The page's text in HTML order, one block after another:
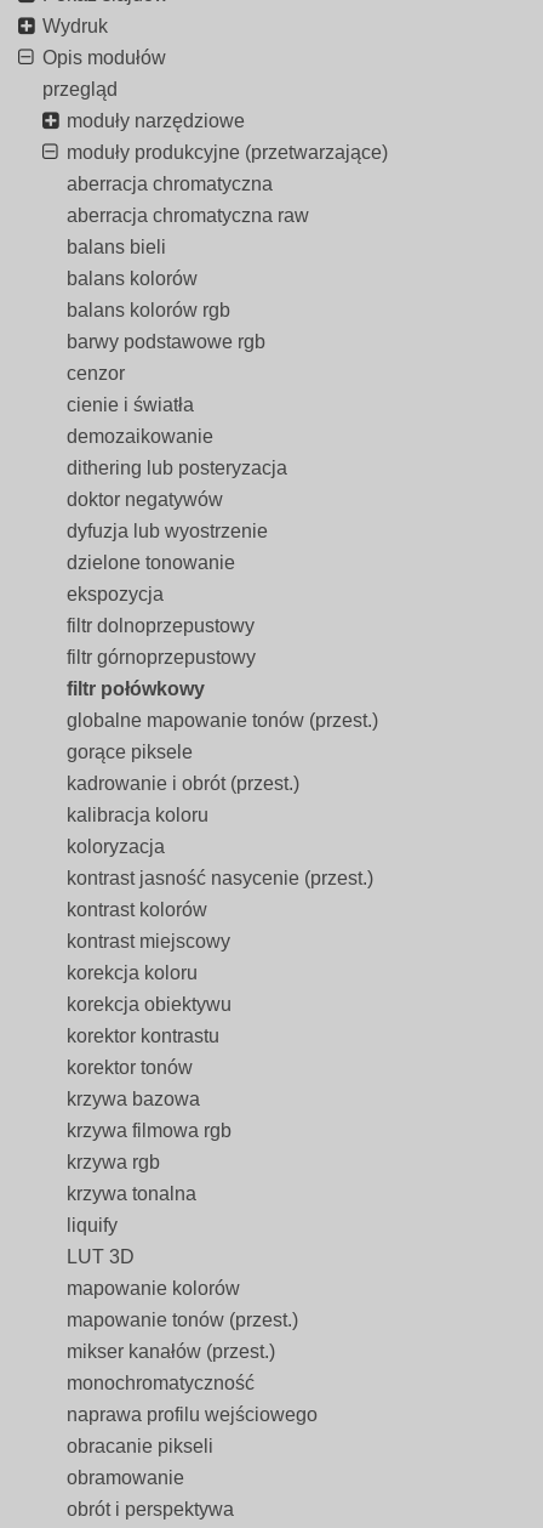
Wydruk
Opis modułów
przegląd
moduły narzędziowe
moduły produkcyjne (przetwarzające)
aberracja chromatyczna
aberracja chromatyczna raw
balans bieli
balans kolorów
balans kolorów rgb
barwy podstawowe rgb
cenzor
cienie i światła
demozaikowanie
dithering lub posteryzacja
doktor negatywów
dyfuzja lub wyostrzenie
dzielone tonowanie
ekspozycja
filtr dolnoprzepustowy
filtr górnoprzepustowy
filtr połówkowy
globalne mapowanie tonów (przest.)
gorące piksele
kadrowanie i obrót (przest.)
kalibracja koloru
koloryzacja
kontrast jasność nasycenie (przest.)
kontrast kolorów
kontrast miejscowy
korekcja koloru
korekcja obiektywu
korektor kontrastu
korektor tonów
krzywa bazowa
krzywa filmowa rgb
krzywa rgb
krzywa tonalna
liquify
LUT 3D
mapowanie kolorów
mapowanie tonów (przest.)
mikser kanałów (przest.)
monochromatyczność
naprawa profilu wejściowego
obracanie pikseli
obramowanie
obrót i perspektywa